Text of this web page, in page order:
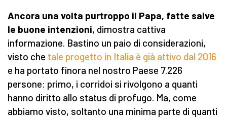
Ancora una volta purtroppo il Papa, fatte salve
le buone intenzioni, dimostra cattiva
informazione. Bastino un paio di considerazioni,
visto che tale progetto in Italia è già attivo dal 2016
e ha portato finora nel nostro Paese 7.226
persone: primo, i corridoi si rivolgono a quanti
hanno diritto allo status di profugo. Ma, come
abbiamo visto, soltanto una minima parte di quanti